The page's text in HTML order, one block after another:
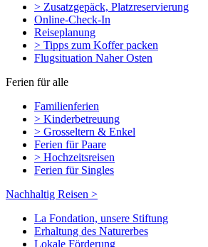
> Zusatzgepäck, Platzreservierung
Online-Check-In
Reiseplanung
> Tipps zum Koffer packen
Flugsituation Naher Osten
Ferien für alle
Familienferien
> Kinderbetreuung
> Grosseltern & Enkel
Ferien für Paare
> Hochzeitsreisen
Ferien für Singles
Nachhaltig Reisen >
La Fondation, unsere Stiftung
Erhaltung des Naturerbes
Lokale Förderung